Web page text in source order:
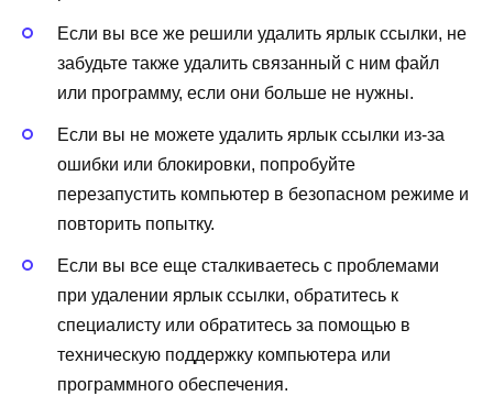
Если вы все же решили удалить ярлык ссылки, не
забудьте также удалить связанный с ним файл
или программу, если они больше не нужны.
Если вы не можете удалить ярлык ссылки из-за
ошибки или блокировки, попробуйте
перезапустить компьютер в безопасном режиме и
повторить попытку.
Если вы все еще сталкиваетесь с проблемами
при удалении ярлык ссылки, обратитесь к
специалисту или обратитесь за помощью в
техническую поддержку компьютера или
программного обеспечения.